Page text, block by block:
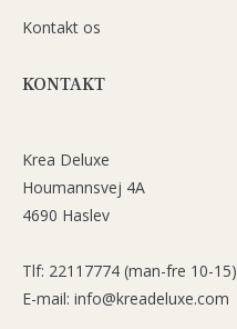
Kontakt os
KONTAKT
Krea Deluxe
Houmannsvej 4A
4690 Haslev
Tlf: 22117774 (man-fre 10-15)
E-mail: info@kreadeluxe.com